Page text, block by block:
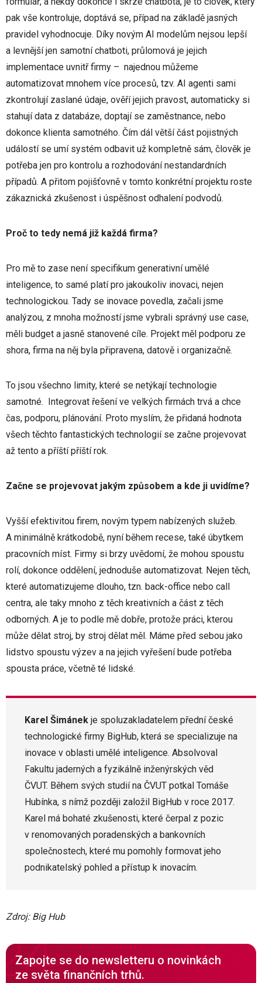
pak vše kontroluje, doptává se, případ na základě jasných
pravidel vyhodnocuje. Díky novým AI modelům nejsou lepší
a levnější jen samotní chatboti, průlomová je jejich
implementace uvnitř firmy – najednou můžeme
automatizovat mnohem více procesů, tzv. AI agenti sami
zkontrolují zaslané údaje, ověří jejich pravost, automaticky si
stahují data z databáze, doptají se zaměstnance, nebo
dokonce klienta samotného. Čím dál větší část pojistných
událostí se umí systém odbavit už kompletně sám, člověk je
potřeba jen pro kontrolu a rozhodování nestandardních
případů. A přitom pojišťovně v tomto konkrétní projektu roste
zákaznická zkušenost i úspěšnost odhalení podvodů.
Proč to tedy nemá již každá firma?
Pro mě to zase není specifikum generativní umělé
inteligence, to samé platí pro jakoukoliv inovaci, nejen
technologickou. Tady se inovace povedla, začali jsme
analýzou, z mnoha možností jsme vybrali správný use case,
měli budget a jasně stanovené cíle. Projekt měl podporu ze
shora, firma na něj byla připravena, datově i organizačně.
To jsou všechno limity, které se netýkají technologie
samotné. Integrovat řešení ve velkých firmách trvá a chce
čas, podporu, plánování. Proto myslím, že přidaná hodnota
všech těchto fantastických technologií se začne projevovat
až tento a příští příští rok.
Začne se projevovat jakým způsobem a kde ji uvidíme?
Vyšší efektivitou firem, novým typem nabízených služeb.
A minimálně krátkodobě, nyní během recese, také úbytkem
pracovních míst. Firmy si brzy uvědomí, že mohou spoustu
rolí, dokonce oddělení, jednoduše automatizovat. Nejen těch,
které automatizujeme dlouho, tzn. back-office nebo call
centra, ale taky mnoho z těch kreativních a část z těch
odborných. A je to podle mě dobře, protože práci, kterou
může dělat stroj, by stroj dělat měl. Máme před sebou jako
lidstvo spoustu výzev a na jejich vyřešení bude potřeba
spousta práce, včetně té lidské.
Karel Šimánek je spoluzakladatelem přední české
technologické firmy BigHub, která se specializuje na
inovace v oblasti umělé inteligence. Absolvoval
Fakultu jaderných a fyzikálně inženýrských věd
ČVUT. Během svých studií na ČVUT potkal Tomáše
Hubínka, s nímž později založil BigHub v roce 2017.
Karel má bohaté zkušenosti, které čerpal z pozic
v renomovaných poradenských a bankovních
společnostech, které mu pomohly formovat jeho
podnikatelský pohled a přístup k inovacím.
Zdroj: Big Hub
Zapojte se do newsletteru o novinkách
ze světa finančních trhů.